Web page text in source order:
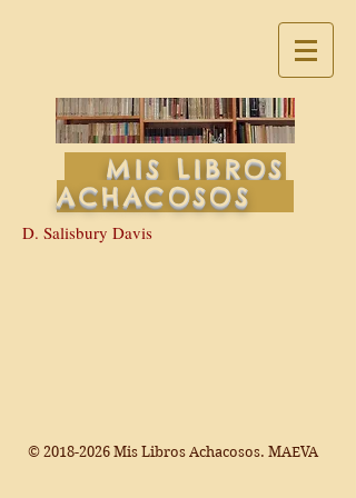
MIS LIBROS
ACHACOSOS
D. Salisbury Davis
© 2018-2026 Mis Libros Achacosos. MAEVA